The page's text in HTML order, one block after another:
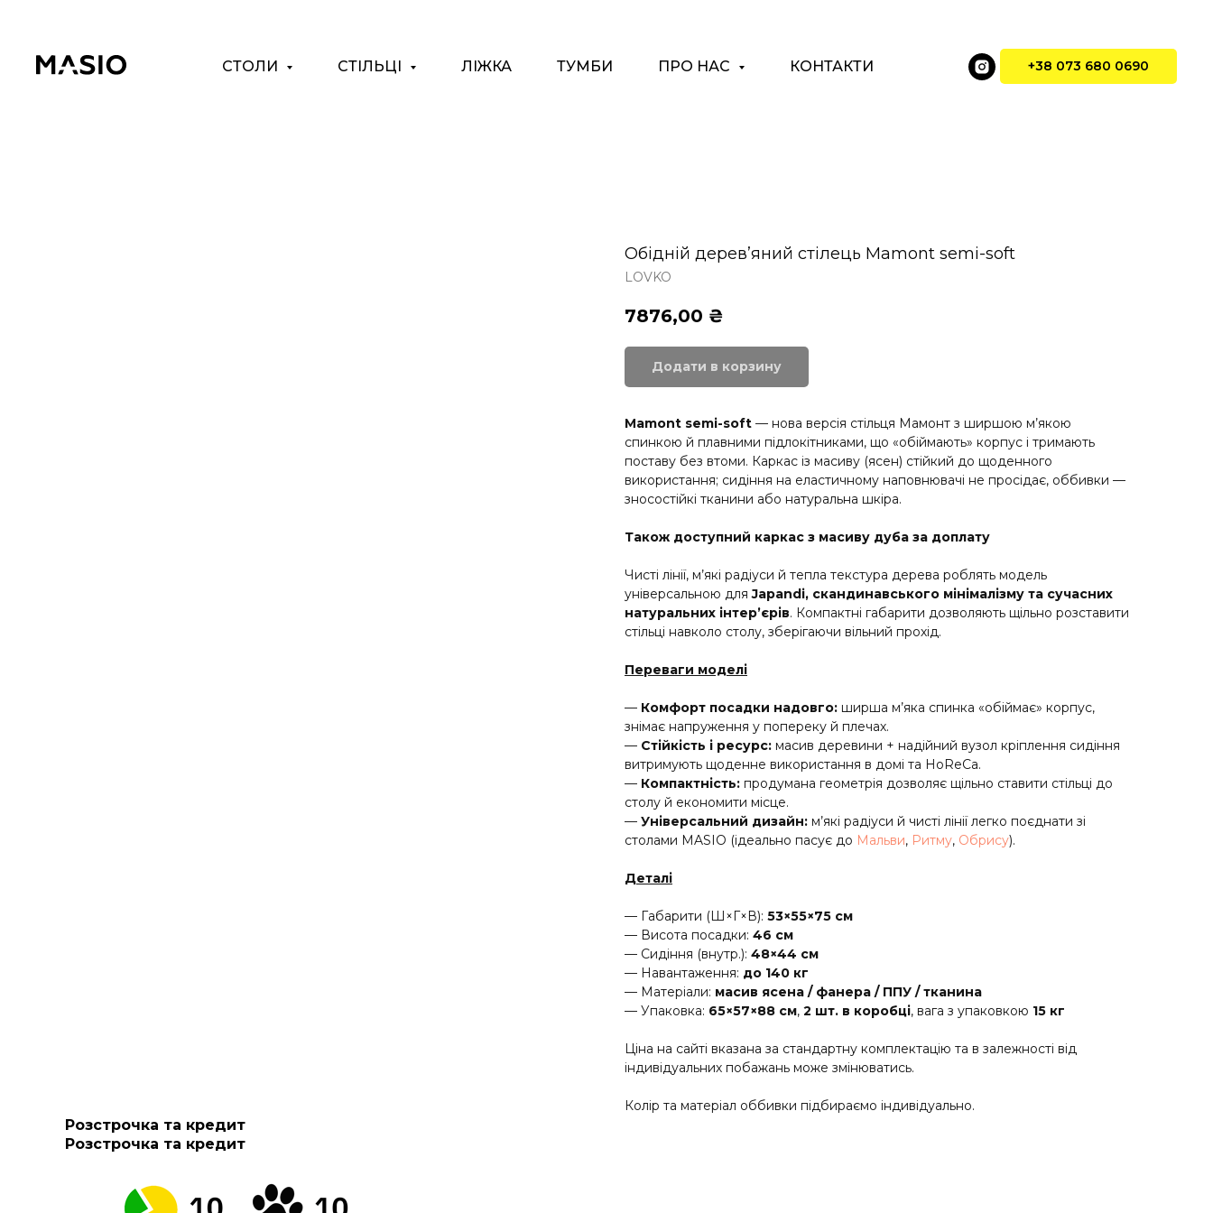
СТОЛИ СТІЛЬЦІ ЛІЖКА ТУМБИ ПРО НАС КОНТАКТИ +38 073 680 0690
Обідній дерев’яний стілець Mamont semi-soft
LOVKO
7876,00 ₴
Додати в корзину
Mamont semi-soft — нова версія стільця Мамонт з ширшою м’якою
спинкою й плавними підлокітниками, що «обіймають» корпус і тримають
поставу без втоми. Каркас із масиву (ясен) стійкий до щоденного
використання; сидіння на еластичному наповнювачі не просідає, оббивки —
зносостійкі тканини або натуральна шкіра.
Також доступний каркас з масиву дуба за доплату
Чисті лінії, м’які радіуси й тепла текстура дерева роблять модель
універсальною дляJapandi, скандинавського мінімалізму та сучасних
натуральних інтер’єрів. Компактні габарити дозволяють щільно розставити
стільці навколо столу, зберігаючи вільний прохід.
Переваги моделі
— Комфорт посадки надовго: ширша м’яка спинка «обіймає» корпус,
знімає напруження у попереку й плечах.
— Стійкість і ресурс: масив деревини + надійний вузол кріплення сидіння
витримують щоденне використання в домі та HoReCa.
— Компактність: продумана геометрія дозволяє щільно ставити стільці до
столу й економити місце.
— Універсальний дизайн: м’які радіуси й чисті лінії легко поєднати зі
столами MASIO (ідеально пасує до Мальви, Ритму, Обрису).
Деталі
— Габарити (Ш×Г×В): 53×55×75 см
— Висота посадки: 46 см
— Сидіння (внутр.): 48×44 см
— Навантаження: до 140 кг
— Матеріали: масив ясена / фанера / ППУ / тканина
— Упаковка: 65×57×88 см, 2 шт. в коробці, вага з упаковкою 15 кг
Ціна на сайті вказана за стандартну комплектацію та в залежності від
індивідуальних побажань може змінюватись.
Колір та матеріал оббивки підбираємо індивідуально.
Розстрочка та кредит
Розстрочка та кредит